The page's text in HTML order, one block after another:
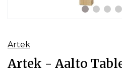
Artek
Artek - Aalto